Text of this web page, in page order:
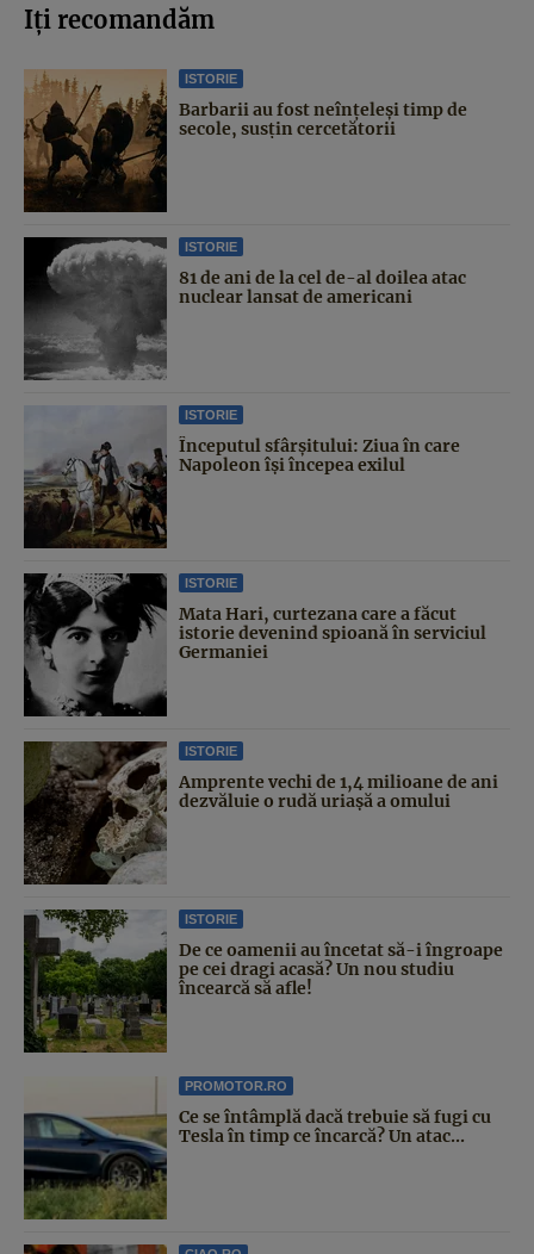
Iți recomandăm
ISTORIE
Barbarii au fost neînțeleși timp de
secole, susțin cercetătorii
ISTORIE
81 de ani de la cel de-al doilea atac
nuclear lansat de americani
ISTORIE
Începutul sfârşitului: Ziua în care
Napoleon îşi începea exilul
ISTORIE
Mata Hari, curtezana care a făcut
istorie devenind spioană în serviciul
Germaniei
ISTORIE
Amprente vechi de 1,4 milioane de ani
dezvăluie o rudă uriașă a omului
ISTORIE
De ce oamenii au încetat să-i îngroape
pe cei dragi acasă? Un nou studiu
încearcă să afle!
PROMOTOR.RO
Ce se întâmplă dacă trebuie să fugi cu
Tesla în timp ce încarcă? Un atac...